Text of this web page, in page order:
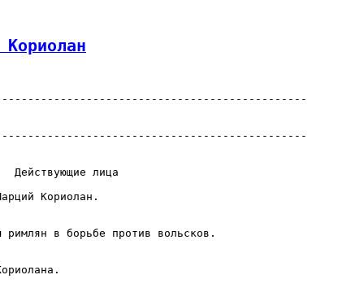
Действующие лица
Кориолан.
римлян в борьбе против вольсков.